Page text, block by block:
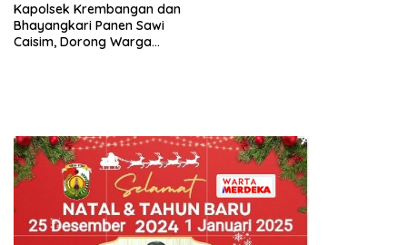
Kapolsek Krembangan dan
Bhayangkari Panen Sawi
Caisim, Dorong Warga